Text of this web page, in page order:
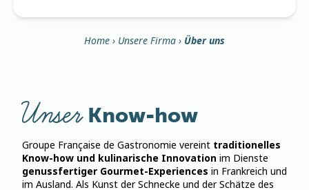
Home › Unsere Firma › Über uns
UnserKnow-how
Groupe Française de Gastronomie vereint traditionelles
Know-how und kulinarische Innovation im Dienste
genussfertiger Gourmet-Experiences in Frankreich und
im Ausland. Als Kunst der Schnecke und der Schätze des